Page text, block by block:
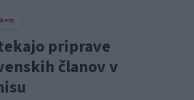
priprave
članov v